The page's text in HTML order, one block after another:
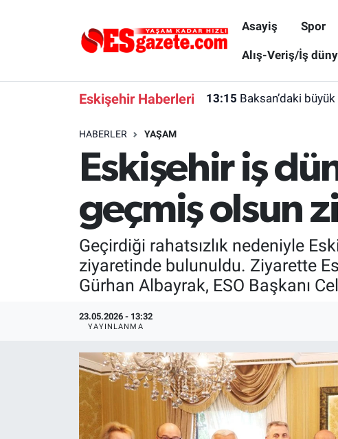
Asayiş Spor
Alış-Veriş/İş
Eskişehir Haberleri 13:15 Baksan’daki
HABERLER YAŞAM
Eskişehir iş
geçmiş olsun
Geçirdiği rahatsızlık nedeniyle
ziyaretinde bulunuldu. Ziyarette
Gürhan Albayrak, ESO Başkanı
23.05.2026 - 13:32
YAYINLANMA
Eskişehirspor Arşivi
Röportaj
Ekonomi
Kütahya
Eskişehir Nöbetçi Eczaneler
Süper Lig Puan Durumu ve Fikstür
Son Dakika Haberleri
Haber Arşivi